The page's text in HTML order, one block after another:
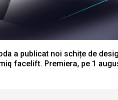
a publicat noi schițe de
facelift. Premiera, pe 1